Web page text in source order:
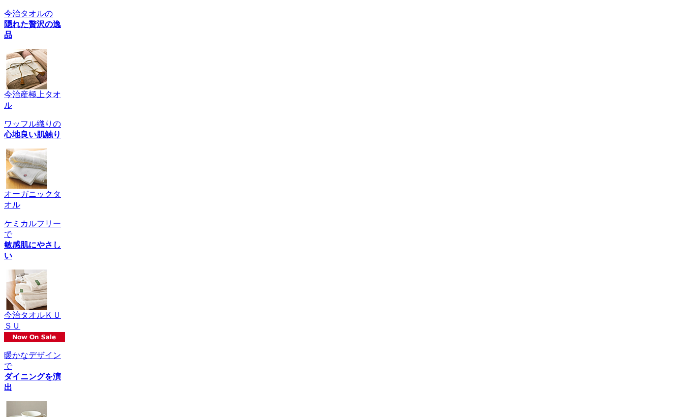
今治タオルの
隠れた贅沢の逸
品
今治産極上タオ
ル
ワッフル織りの
心地良い肌触り
オーガニックタ
オル
ケミカルフリー
で
敏感肌にやさし
い
今治タオルＫＵ
ＳＵ
暖かなデザイン
で
ダイニングを演
出